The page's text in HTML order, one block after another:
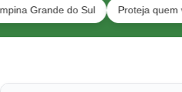
do Sul Proteja quem você